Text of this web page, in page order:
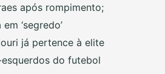
após rompimento;
‘segredo’
já pertence à elite
do futebol